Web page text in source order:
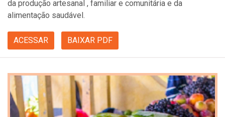
da produção artesanal , familiar e comunitária e da
alimentação saudável.
ACESSAR BAIXAR PDF